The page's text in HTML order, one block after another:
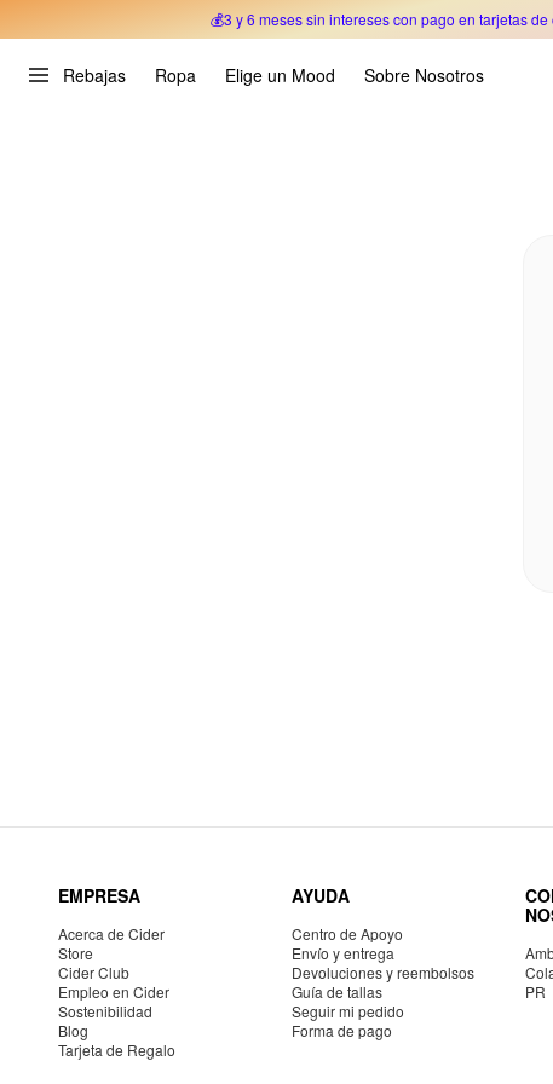
💰3 y 6 meses sin intereses con pago en tarjetas de
Rebajas Ropa Elige un Mood Sobre Nosotros
EMPRESA
Acerca de Cider
Store
Cider Club
Empleo en Cider
Sostenibilidad
Blog
Tarjeta de Regalo
AYUDA
Centro de Apoyo
Envío y entrega
Devoluciones y reembolsos
Guía de tallas
Seguir mi pedido
Forma de pago
PR